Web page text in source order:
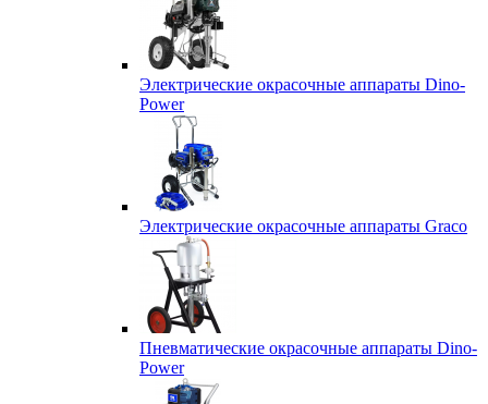
Электрические окрасочные аппараты Dino-
Power
Электрические окрасочные аппараты Graco
Пневматические окрасочные аппараты Dino-
Power